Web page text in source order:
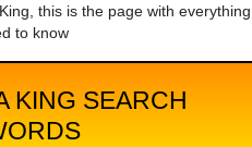
this is the page with everything
to know
KING SEARCH